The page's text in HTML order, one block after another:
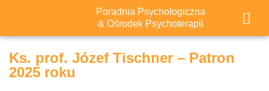
Poradnia Psychologiczna
& Ośrodek Psychoterapii
Ks. prof. Józef Tischner – Patron
2025 roku